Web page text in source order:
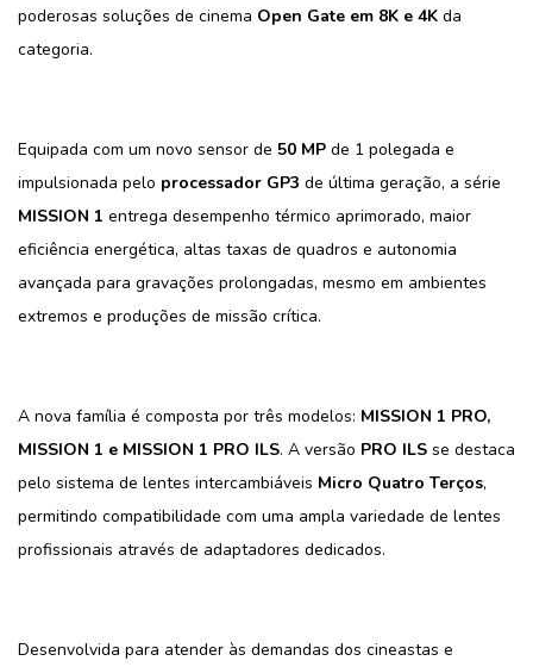
poderosas soluções de cinema Open Gate em 8K e 4K da
categoria.
Equipada com um novo sensor de 50 MP de 1 polegada e
impulsionada pelo processador GP3 de última geração, a série
MISSION 1 entrega desempenho térmico aprimorado, maior
eficiência energética, altas taxas de quadros e autonomia
avançada para gravações prolongadas, mesmo em ambientes
extremos e produções de missão crítica.
A nova família é composta por três modelos: MISSION 1 PRO,
MISSION 1 e MISSION 1 PRO ILS. A versão PRO ILS se destaca
pelo sistema de lentes intercambiáveis Micro Quatro Terços,
permitindo compatibilidade com uma ampla variedade de lentes
profissionais através de adaptadores dedicados.
Desenvolvida para atender às demandas dos cineastas e